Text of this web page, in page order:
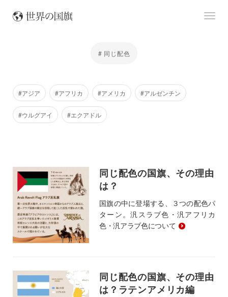
# 同じ配色
#アジア #アフリカ #アメリカ #アルゼンチン
#ウルグアイ #エクアドル
同じ配色の国旗、その理由
は？
国旗の中に登場する、３つの配色パ
ターン。汎スラブ色・汎アフリカ
色・汎アラブ色について
同じ配色の国旗、その理由
は？ラテンアメリカ編